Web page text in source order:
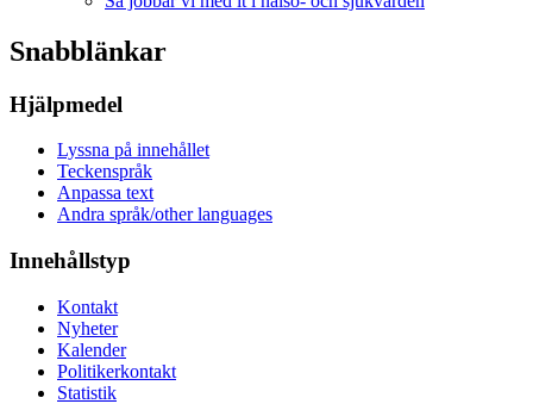
Snabblänkar
Hjälpmedel
Lyssna på innehållet
Teckenspråk
Anpassa text
Andra språk/other languages
Innehållstyp
Kontakt
Nyheter
Kalender
Politikerkontakt
Statistik